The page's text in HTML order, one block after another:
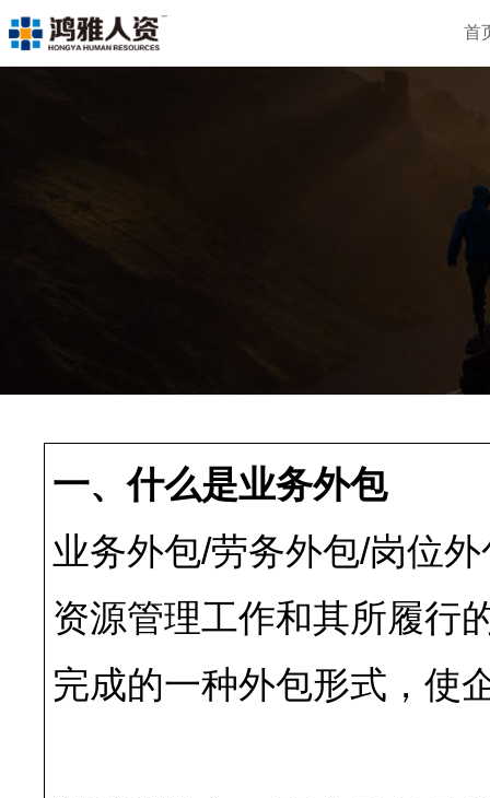
首
一、什么是业务外包
业务外包/劳务外包/岗位
资源管理工作和其所履行
完成的一种外包形式，使